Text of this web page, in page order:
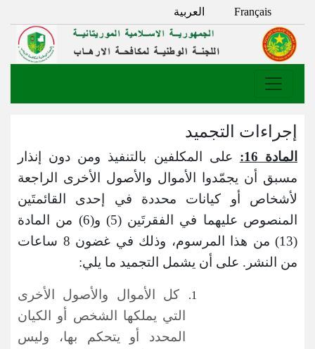
Français العربية
إجراءات التجميد
المادة 16:
على المكلفين بالتنفيذ ومن دون إنذار
مسبق أن يجمّدوا الأموال والأصول الأخرى الراجعة
لأشخاص أو كيانات محددة في إحدى القائمتَين
المنصوص عليهما في الفقرتَين (5) و(6) من المادة
(13) من هذا المرسوم، وذلك في غضون 8 ساعات
من النشر. على أن يشمل التجميد ما يلي:
كل الأموال والأصول الأخرى
التي يملكها الشخص أو الكيان
المحدد أو يتحكم بها، وليس